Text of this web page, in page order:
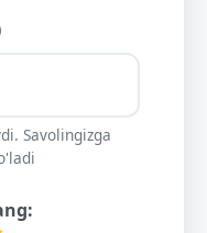
Savolingizga